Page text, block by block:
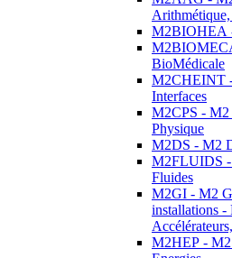
M2BIOHEA
BioMédicale
M2CHEINT
Interfaces
M2CPS - M2
Physique
M2DS - M2
M2FLUIDS -
Fluides
M2GI - M2
installations -
M2HEP - M2